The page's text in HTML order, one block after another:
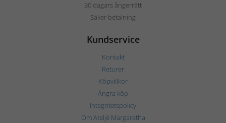
30 dagars ångerrätt
Säker betalning
Kundservice
Kontakt
Returer
Köpvillkor
Ångra köp
Integritetspolicy
Om Ateljé Margaretha